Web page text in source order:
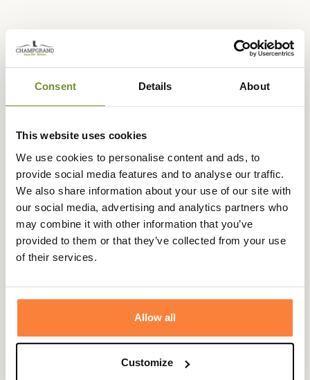
Consent Details About
This website uses cookies
We use cookies to personalise content and ads, to
provide social media features and to analyse our traffic.
We also share information about your use of our site with
our social media, advertising and analytics partners who
may combine it with other information that you’ve
provided to them or that they’ve collected from your use
of their services.
Allow all
Customize
Description
Barbourvous propose ce superbe pull Tisbury
majoritairement constitué de laine avec un aspect chiné
élégant dès l'arrivée de l'automne.
Ce pull Tisbury est composée à 80% de laine et de
polyamide, viscose et une touche de soie pour un rendu
excellente qualité, assez extensible, indéformable et
surtout très
doux et agréable à porter au quotidien
laine incorporée de fils de tweed
est agrémentée avec
des touches colorées en fonction du coloris qui lui
Ce pull Barbour est conçu dans unecoupe classiquepour
façonnés spécialement pour être confortable. Il dispose
d'uncol rond, de poignets et d'ourlet côtelésqui lui
permettent de tomber parfaitement et de s'adapter à